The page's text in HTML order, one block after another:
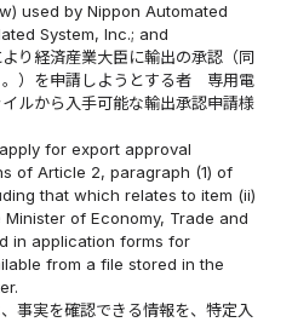
used by Nippon Automated
System, Inc.; and
り経済産業大臣に輸出の承認（同
）を申請しようとする者 専用電
ルから入手可能な輸出承認申請様
for export approval
of Article 2, paragraph (1) of
that which relates to item (ii)
of Economy, Trade and
in application forms for
from a file stored in the
事実を確認できる情報を、特定入